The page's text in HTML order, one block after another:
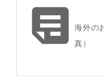
海外の
真）